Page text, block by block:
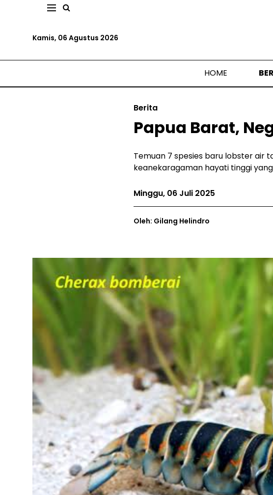
Kamis, 06 Agustus 2026
HOME
Berita
Papua Barat,
Temuan 7 spesies baru lobster air
keanekaragaman hayati tinggi
Minggu, 06 Juli 2025
Oleh: Gilang Helindro